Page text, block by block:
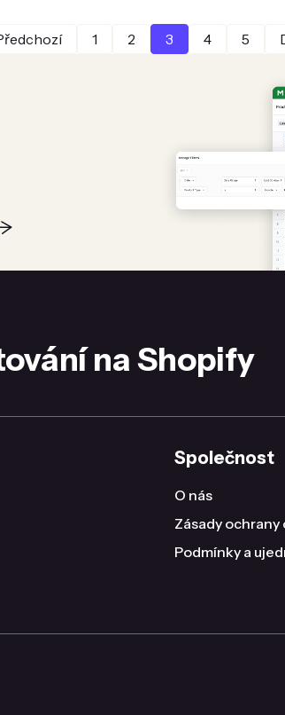
1 2 3 4 5
na Shopify
Společnost
O nás
Zásady
Podmínky a